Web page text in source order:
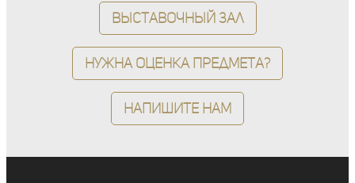
Выставочный зал
Нужна оценка предмета?
Напишите нам